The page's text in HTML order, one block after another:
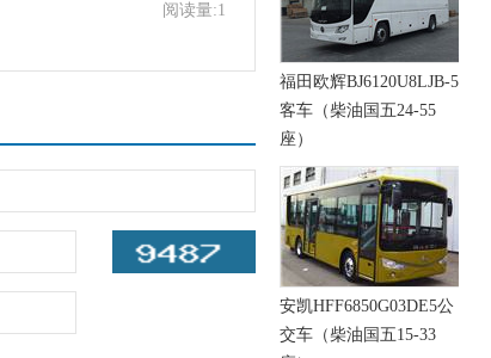
阅读量:1
福田欧辉BJ6120U8LJB-5
客车（柴油国五24-55
座）
安凯HFF6850G03DE5公
交车（柴油国五15-33